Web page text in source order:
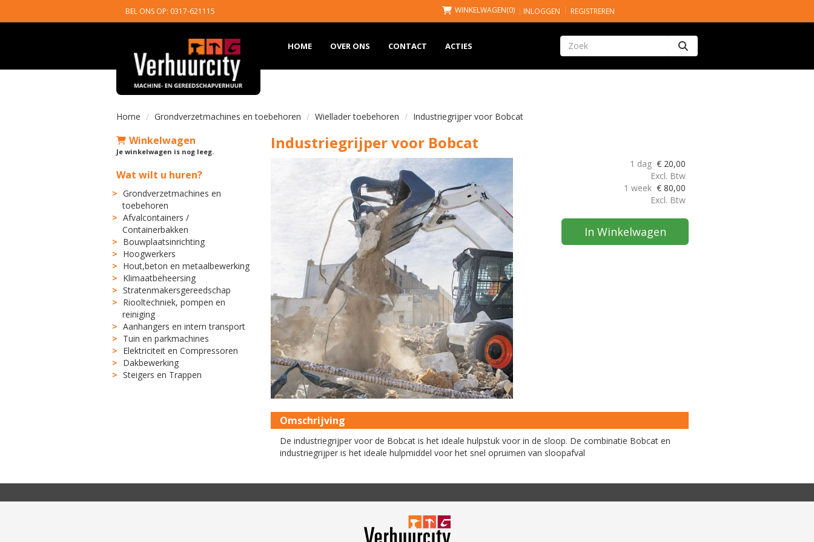
BEL ONS OP: 0317-621115 WINKELWAGEN(0) INLOGGEN REGISTREREN
HOME OVER ONS CONTACT ACTIES Zoeken
Home Grondverzetmachines en toebehoren Wiellader toebehoren Industriegrijper voor Bobcat
Winkelwagen
Je winkelwagen is nog leeg.
Wat wilt u huren?
Grondverzetmachines en
toebehoren
Afvalcontainers /
Containerbakken
Bouwplaatsinrichting
Hoogwerkers
Hout,beton en metaalbewerking
Klimaatbeheersing
Stratenmakersgereedschap
Riooltechniek, pompen en
reiniging
Aanhangers en intern transport
Tuin en parkmachines
Elektriciteit en Compressoren
Dakbewerking
Steigers en Trappen
Industriegrijper voor Bobcat
1 dag € 20,00
Excl. Btw
1 week € 80,00
Excl. Btw
In Winkelwagen
Omschrijving
De industriegrijper voor de Bobcat is het ideale hulpstuk voor in de sloop. De combinatie Bobcat en
industriegrijper is het ideale hulpmiddel voor het snel opruimen van sloopafval